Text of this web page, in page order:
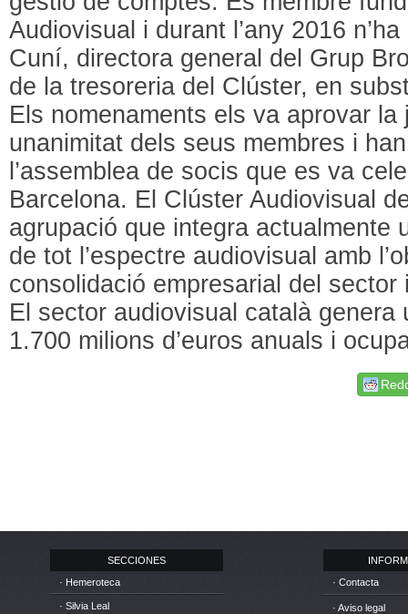
Audiovisual i durant l’any 2016
Cuní, directora general del Grup
de la tresoreria del Clúster, en
Els nomenaments els va aprovar
unanimitat dels seus membres i
l’assemblea de socis que es va
Barcelona. El Clúster Audiovisual
agrupació que integra actualmente
de tot l’espectre audiovisual amb
consolidació empresarial del
El sector audiovisual català genera
1.700 milions d’euros anuals i
SECCIONES
· Hemeroteca
· Silvia Leal
· Contacta
· Aviso legal